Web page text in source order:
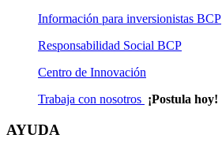
Información para inversionistas BCP
Responsabilidad Social BCP
Centro de Innovación
Trabaja con nosotros ¡Postula hoy!
AYUDA